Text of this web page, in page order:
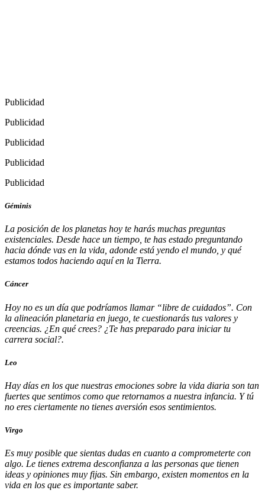
Publicidad
Publicidad
Publicidad
Publicidad
Publicidad
Géminis
La posición de los planetas hoy te harás muchas preguntas
existenciales. Desde hace un tiempo, te has estado preguntando
hacia dónde vas en la vida, adonde está yendo el mundo, y qué
estamos todos haciendo aquí en la Tierra.
Cáncer
Hoy no es un día que podríamos llamar “libre de cuidados”. Con
la alineación planetaria en juego, te cuestionarás tus valores y
creencias. ¿En qué crees? ¿Te has preparado para iniciar tu
carrera social?.
Leo
Hay días en los que nuestras emociones sobre la vida diaria son tan
fuertes que sentimos como que retornamos a nuestra infancia. Y tú
no eres ciertamente no tienes aversión esos sentimientos.
Virgo
Es muy posible que sientas dudas en cuanto a comprometerte con
algo. Le tienes extrema desconfianza a las personas que tienen
ideas y opiniones muy fijas. Sin embargo, existen momentos en la
vida en los que es importante saber.